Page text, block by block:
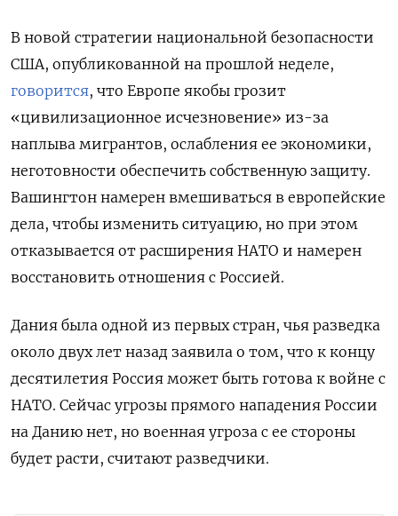
В новой стратегии национальной безопасности
США, опубликованной на прошлой неделе,
говорится, что Европе якобы грозит
«цивилизационное исчезновение» из-за
наплыва мигрантов, ослабления ее экономики,
неготовности обеспечить собственную защиту.
Вашингтон намерен вмешиваться в европейские
дела, чтобы изменить ситуацию, но при этом
отказывается от расширения НАТО и намерен
восстановить отношения с Россией.
Дания была одной из первых стран, чья разведка
около двух лет назад заявила о том, что к концу
десятилетия Россия может быть готова к войне с
НАТО. Сейчас угрозы прямого нападения России
на Данию нет, но военная угроза с ее стороны
будет расти, считают разведчики.